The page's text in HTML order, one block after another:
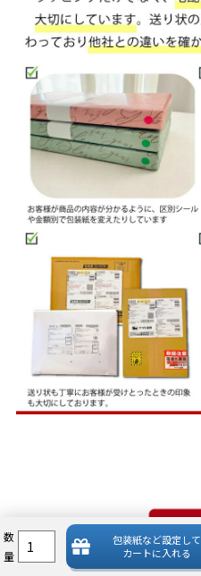
数
量
包装紙など設定して
カートに入れる